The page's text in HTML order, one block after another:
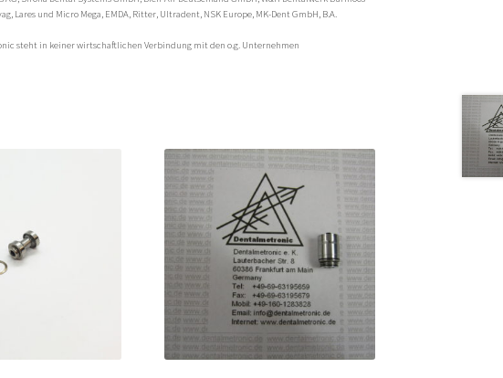
Lares und Micro Mega, EMDA, Ritter, Ultradent, NSK Europe, MK-Dent GmbH, B.A.
steht in keiner wirtschaftlichen Verbindung mit den o.g. Unternehmen